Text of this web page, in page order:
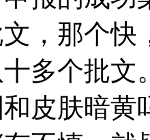
，那个
多个批文
皮肤暗黄